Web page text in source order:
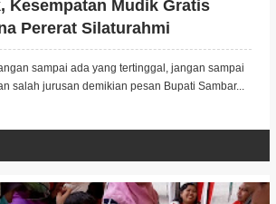
Kesempatan Mudik Gratis
Pererat Silaturahmi
sampai ada yang tertinggal, jangan sampai
salah jurusan demikian pesan Bupati Sambar...